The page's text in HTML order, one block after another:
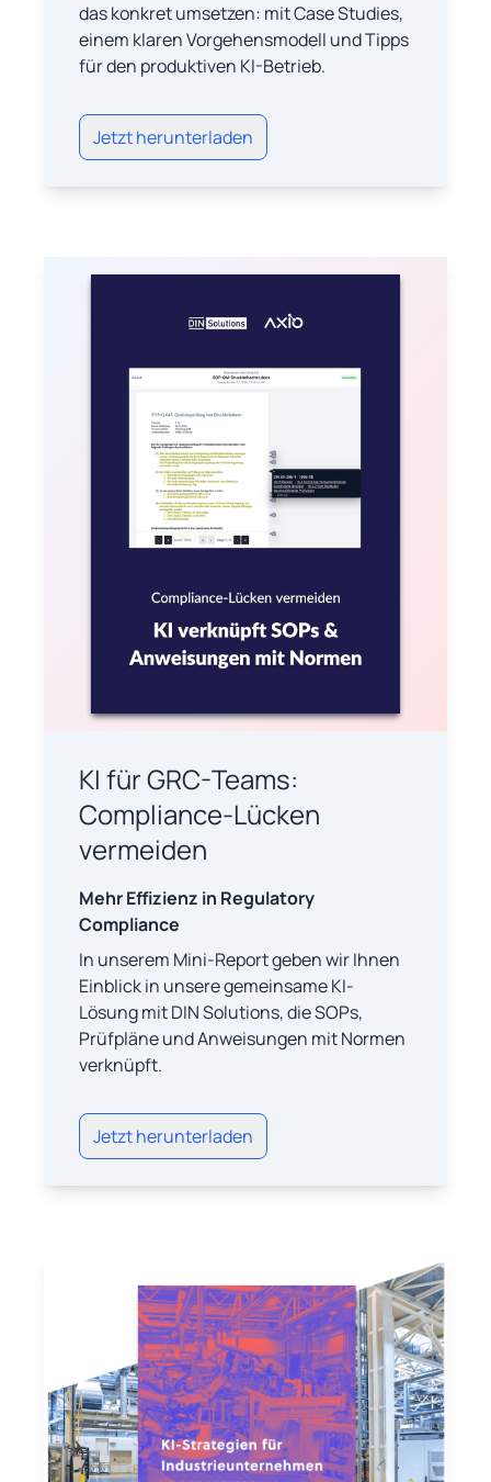
das konkret umsetzen: mit Case Studies,
einem klaren Vorgehensmodell und Tipps
für den produktiven KI-Betrieb.
Jetzt herunterladen
KI für GRC-Teams:
Compliance-Lücken
vermeiden
Mehr Effizienz in Regulatory
Compliance
In unserem Mini-Report geben wir Ihnen
Einblick in unsere gemeinsame KI-
Lösung mit DIN Solutions, die SOPs,
Prüfpläne und Anweisungen mit Normen
verknüpft.
Jetzt herunterladen